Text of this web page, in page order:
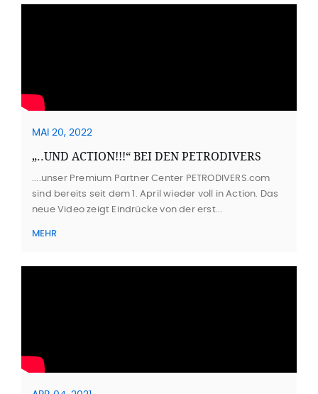
MAI 20, 2022
„..UND ACTION!!!“ BEI DEN PETRODIVERS
....unser Premium Partner Center PETRODIVERS.com
sind bereits seit dem 1. April wieder voll in Action. Das
neue Video zeigt Eindrücke von der erst...
MEHR